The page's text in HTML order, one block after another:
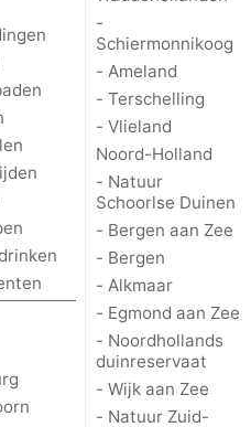
-
Schiermonnikoog
- Ameland
- Terschelling
- Vlieland
Noord-Holland
- Natuur
Schoorlse Duinen
- Bergen aan Zee
- Bergen
- Alkmaar
- Egmond aan Zee
- Noordhollands
duinreservaat
- Wijk aan Zee
- Natuur Zuid-